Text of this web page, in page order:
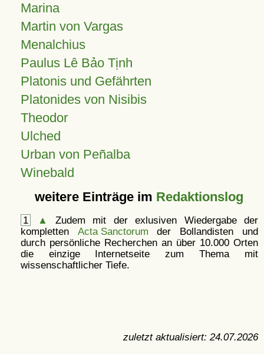
Marina
Martin von Vargas
Menalchius
Paulus Lê Bảo Tịnh
Platonis und Gefährten
Platonides von Nisibis
Theodor
Ulched
Urban von Peñalba
Winebald
weitere Einträge im Redaktionslog
1 ▲
Zudem mit der exlusiven Wiedergabe der
kompletten Acta Sanctorum der Bollandisten und
durch persönliche Recherchen an über 10.000 Orten
die einzige Internetseite zum Thema mit
wissenschaftlicher Tiefe.
zuletzt aktualisiert: 24.07.2026